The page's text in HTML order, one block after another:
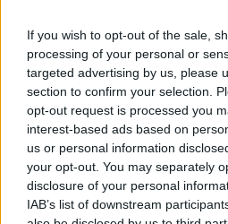
If you wish to opt-out of the sale,
processing of your personal or
targeted advertising by us, please
section to confirm your selection.
opt-out request is processed you
interest-based ads based on
us or personal information
your opt-out. You may separately
disclosure of your personal
IAB’s list of downstream
Sara Sieppi järkyttyy suurista
järkeä”!